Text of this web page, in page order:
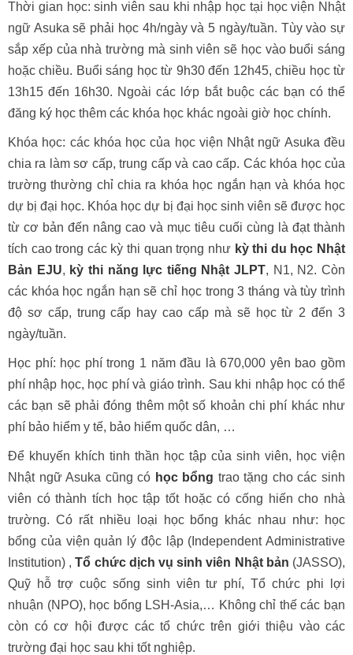
Thời gian học: sinh viên sau khi nhập học tại học viện Nhật
ngữ Asuka sẽ phải học 4h/ngày và 5 ngày/tuần. Tùy vào sự
sắp xếp của nhà trường mà sinh viên sẽ học vào buổi sáng
hoặc chiều. Buổi sáng học từ 9h30 đến 12h45, chiều học từ
13h15 đến 16h30. Ngoài các lớp bắt buộc các bạn có thể
đăng ký học thêm các khóa học khác ngoài giờ học chính.
Khóa học: các khóa học của học viện Nhật ngữ Asuka đều
chia ra làm sơ cấp, trung cấp và cao cấp. Các khóa học của
trường thường chỉ chia ra khóa học ngắn hạn và khóa học
dự bị đại học. Khóa học dự bị đại học sinh viên sẽ được học
từ cơ bản đến nâng cao và mục tiêu cuối cùng là đạt thành
tích cao trong các kỳ thi quan trọng như kỳ thi du học Nhật
Bản EJU, kỳ thi năng lực tiếng Nhật JLPT, N1, N2. Còn
các khóa học ngắn hạn sẽ chỉ học trong 3 tháng và tùy trình
độ sơ cấp, trung cấp hay cao cấp mà sẽ học từ 2 đến 3
ngày/tuần.
Học phí: học phí trong 1 năm đầu là 670,000 yên bao gồm
phí nhập học, học phí và giáo trình. Sau khi nhập học có thể
các bạn sẽ phải đóng thêm một số khoản chi phí khác như
phí bảo hiểm y tế, bảo hiểm quốc dân, …
Để khuyến khích tinh thần học tập của sinh viên, học viện
Nhật ngữ Asuka cũng có học bổng trao tặng cho các sinh
viên có thành tích học tập tốt hoặc có cống hiến cho nhà
trường. Có rất nhiều loại học bổng khác nhau như: học
bổng của viện quản lý độc lập (Independent Administrative
Institution) ,Tổ chức dịch vụ sinh viên Nhật bản (JASSO),
Quỹ hỗ trợ cuộc sống sinh viên tư phí, Tổ chức phi lợi
nhuận (NPO), học bổng LSH-Asia,… Không chỉ thế các bạn
còn có cơ hội được các tổ chức trên giới thiệu vào các
trường đại học sau khi tốt nghiệp.